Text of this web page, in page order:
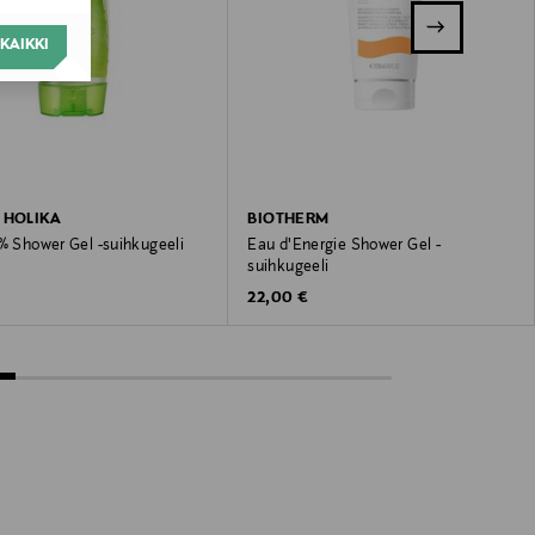
Shower Gel -suihkugeeli
BIOTHERM
Eau d'Energie Shower Gel -
suihkugeeli
Original Price
22,00 €